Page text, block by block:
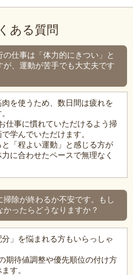
ある質問
の仕事は「体力的にきつい」と
が、運動が苦手でも大丈夫です
を使うため、数日間は疲れを
仕事に慣れていただけるよう掃
学んでいただけます。
「程よい運動」と感じる方が
に合わせたペースで無理なく
掃除が終わるか不安です。もし
かったらどうなりますか？
」を悩まれる方もいらっしゃ
期待値調整や優先順位の付け方
す。